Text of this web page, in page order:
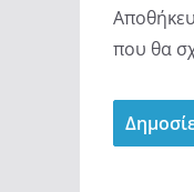
που θα